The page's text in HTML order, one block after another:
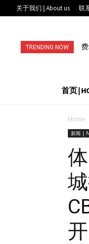
关于我们 | About us 联
TRENDING NOW
首页 |
Home
新闻 |